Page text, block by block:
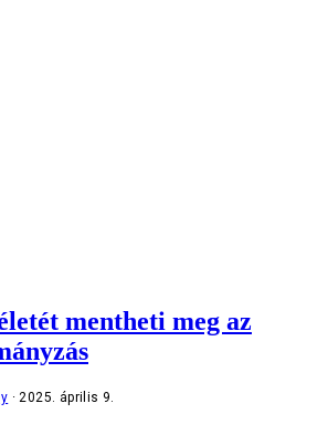
mentheti meg az
2025. április 9.